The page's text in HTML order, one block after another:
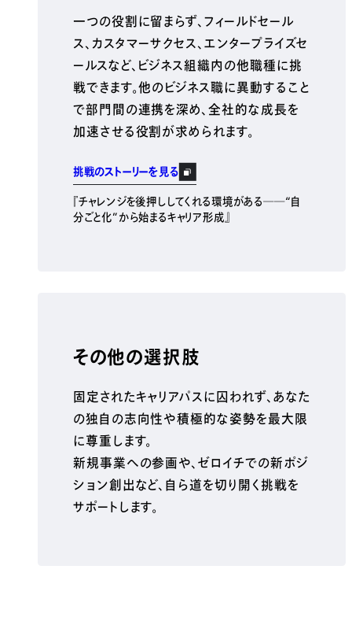
一つの役割に留まらず、フィールドセール
ス、カスタマーサクセス、エンタープライズセ
ールスなど、ビジネス組織内の他職種に挑
戦できます。他のビジネス職に異動すること
で部門間の連携を深め、全社的な成長を
加速させる役割が求められます。
挑戦のストーリーを見る
『チャレンジを後押ししてくれる環境がある──“自
分ごと化”から始まるキャリア形成』
その他の選択肢
固定されたキャリアパスに囚われず、あなた
の独自の志向性や積極的な姿勢を最大限
に尊重します。
新規事業への参画や、ゼロイチでの新ポジ
ション創出など、自ら道を切り開く挑戦を
サポートします。